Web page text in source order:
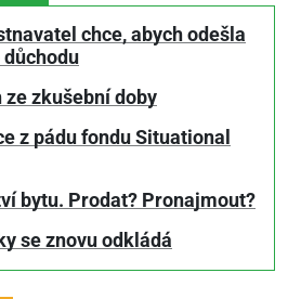
chce, abych odešla
ze zkušební doby
z pádu fondu Situational
bytu. Prodat? Pronajmout?
se znovu odkládá